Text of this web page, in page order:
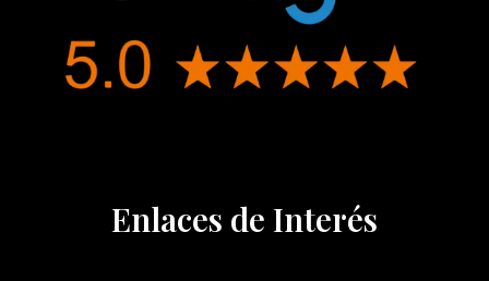
Enlaces de Interés